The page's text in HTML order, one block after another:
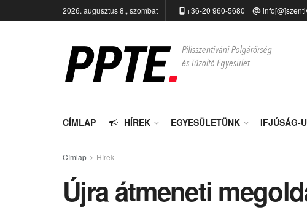
2026. augusztus 8., szombat +36-20 960-5680
CÍMLAP HÍREK EGYESÜLETÜNK IFJÚSÁG-
Címlap Hírek
Újra átmeneti